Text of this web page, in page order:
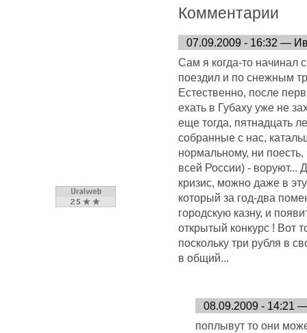
Комментарии
07.09.2009 - 16:32 —
Сам я когда-то начинал
поездил и по снежным
Естественно, после
ехать в Губаху уже не
еще тогда, пятнадцать
собранные с нас,
нормальному, ни поесть,
всей России) - воруют...
кризис, можно даже в
который за год-два
городскую казну, и
открытый конкурс ! Вот
поскольку три рубля в
в общий...
08.09.2009 - 14:21
поплывут то они